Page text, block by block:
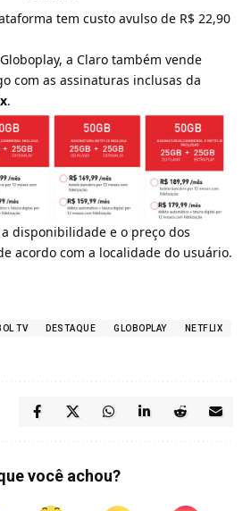
tem custo avulso de R$ 22,90
a Claro também vende
com as assinaturas inclusas da
.
disponibilidade e o preço dos
acordo com a localidade do usuário.
TV DESTAQUE GLOBOPLAY
NETFLIX
você achou?